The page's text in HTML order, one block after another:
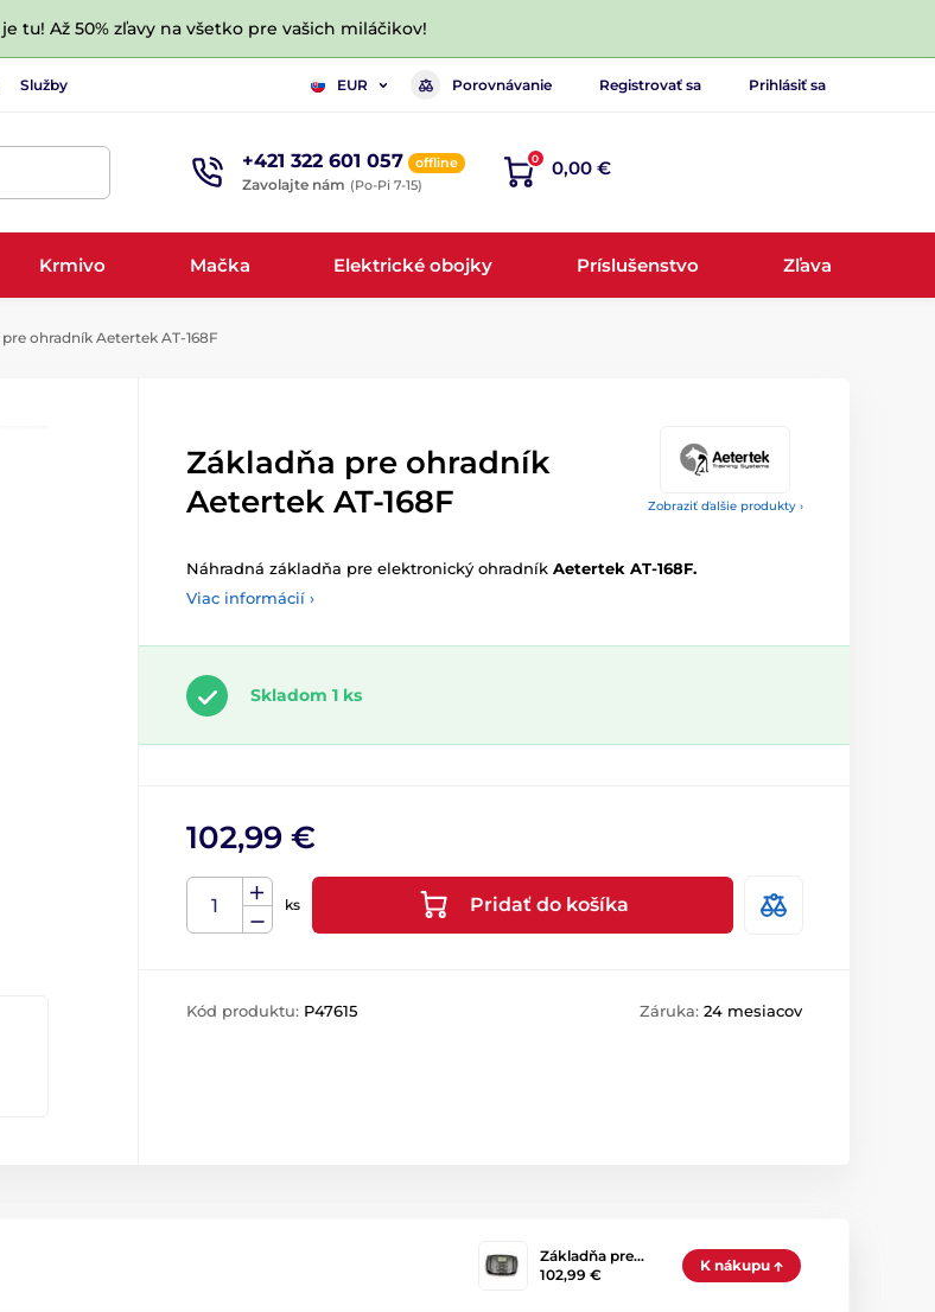
tu! Až 50% zľavy na všetko pre vašich miláčikov!
Služby EUR Porovnávanie Registrovať sa Prihlásiť sa
+421 322 601 057 offline
Zavolajte nám (Po-Pi 7-15)
0 0,00 €
Krmivo Mačka Elektrické obojky Príslušenstvo Zľava
ohradník Aetertek AT-168F
Zobraziť ďalšie produkty ›
Základňa pre ohradník
Aetertek AT-168F
Náhradná základňa pre elektronický ohradník Aetertek AT-168F.
Viac informácií ›
Skladom 1 ks
102,99 €
ks Pridať do košíka
Kód produktu: P47615 Záruka: 24 mesiacov
Základňa pre…
102,99 €
K nákupu